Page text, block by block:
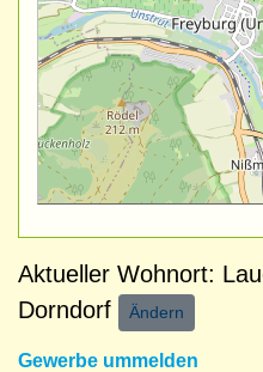
Aktueller Wohnort:
Dorndorf
Ändern
Gewerbe ummelden